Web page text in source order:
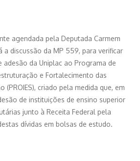
agendada pela Deputada Carmem
a discussão da MP 559, para verificar
adesão da Uniplac ao Programa de
e Fortalecimento das
(PROIES), criado pela medida que, em
de instituições de ensino superior
junto à Receita Federal pela
dívidas em bolsas de estudo.